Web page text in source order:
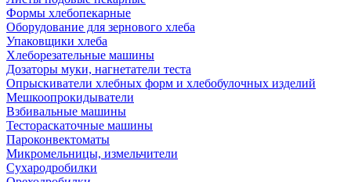
Формы хлебопекарные
Оборудование для зернового хлеба
Упаковщики хлеба
Хлеборезательные машины
Дозаторы муки, нагнетатели теста
Опрыскиватели хлебных форм и хлебобулочных изделий
Мешкоопрокидыватели
Взбивальные машины
Тестораскаточные машины
Пароконвектоматы
Микромельницы, измельчители
Сухародробилки